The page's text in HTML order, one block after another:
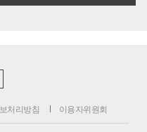
처리방침 이용자위원회